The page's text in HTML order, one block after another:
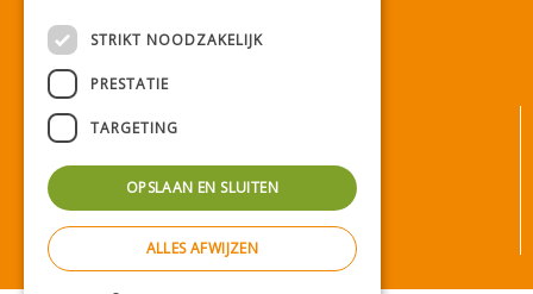
Privacy statement
Bezorginformatie
STRIKT NOODZAKELIJK
PRESTATIE
TARGETING
OPSLAAN EN SLUITEN
ALLES AFWIJZEN